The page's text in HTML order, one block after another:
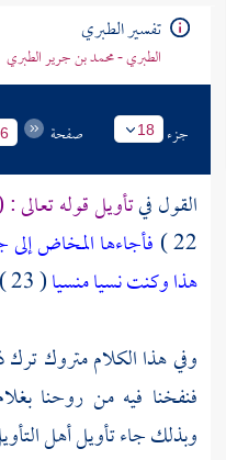
تفسير الطبري
الطبري - محمد بن جرير الطبري
جزء 18 صفحة
القول فيتأويل قوله تعالى
22 ) فأجاءها المخاض
هذا وكنت نسيا منسيا( 23 ) )
وفي هذا الكلام متروك ترك
فنفخنا فيه من روحنا
وبذلك جاء تأويل أهل